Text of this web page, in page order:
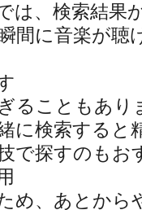
は、検索結果
間に音楽が聴
ることもあり
に検索すると
で探すのもお
め、あとから